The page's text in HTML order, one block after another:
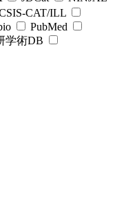
CAT/ILL
PubMed
学術DB